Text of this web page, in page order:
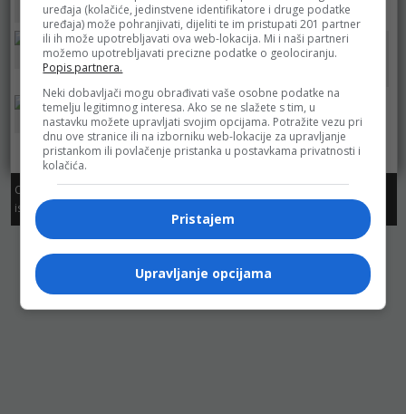
DM
dm
dm
cm
Copyright. Sva prava zadržana. Dozvoljeno preuzimanje sadržaja
isključivo uz navođenje linka prema stranici sa koje je sadržaj preuzet.
uređaja (kolačiće, jedinstvene identifikatore i druge podatke
uređaja) može pohranjivati, dijeliti te im pristupati 201 partner
ili ih može upotrebljavati ova web-lokacija. Mi i naši partneri
možemo upotrebljavati precizne podatke o geolociranju.
Popis partnera.
Neki dobavljači mogu obrađivati vaše osobne podatke na
temelju legitimnog interesa. Ako se ne slažete s tim, u
nastavku možete upravljati svojim opcijama. Potražite vezu pri
dnu ove stranice ili na izborniku web-lokacije za upravljanje
pristankom ili povlačenje pristanka u postavkama privatnosti i
kolačića.
Pristajem
Upravljanje opcijama